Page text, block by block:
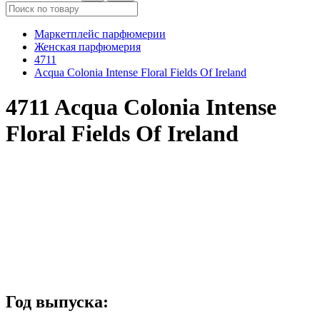
Маркетплейс парфюмерии
Женская парфюмерия
4711
Acqua Colonia Intense Floral Fields Of Ireland
4711 Acqua Colonia Intense
Floral Fields Of Ireland
Год выпуска: